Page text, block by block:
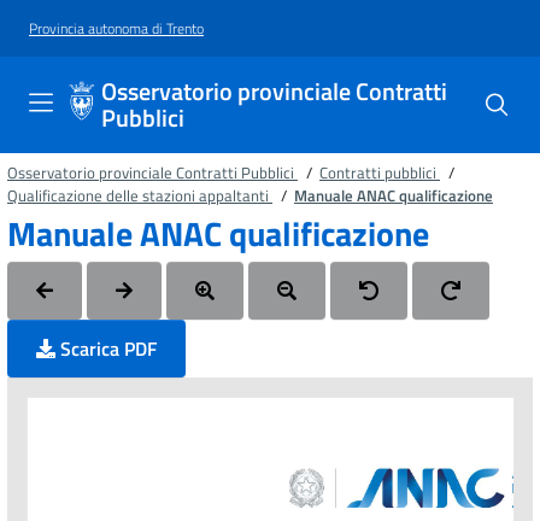
Provincia autonoma di Trento
Osservatorio provinciale Contratti
Pubblici
Osservatorio provinciale Contratti Pubblici / Contratti pubblici /
Qualificazione delle stazioni appaltanti / Manuale ANAC qualificazione
Manuale ANAC qualificazione
Scarica PDF